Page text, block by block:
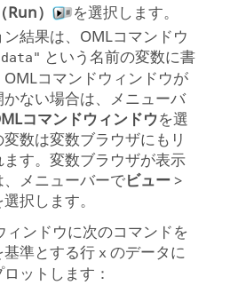
Run）
を選択します。
結果は、 OMLコマンドウ
という名前の変数に書
OMLコマンドウィンドウが
ない場合は、メニューバ
コマンドウィンドウを選
数は変数ブラウザにもリ
す。変数ブラウザが表示
メニューバーでビュー >
択します。
ィンドウに次のコマンドを
基準とする行 x のデータに
ットします：